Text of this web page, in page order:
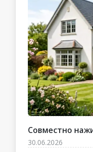
Совместно
30.06.2026